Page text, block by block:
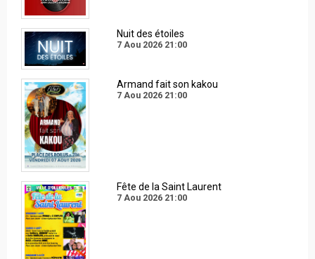
Nuit des étoiles
7 Aou 2026 21:00
Armand fait son kakou
7 Aou 2026 21:00
Fête de la Saint Laurent
7 Aou 2026 21:00